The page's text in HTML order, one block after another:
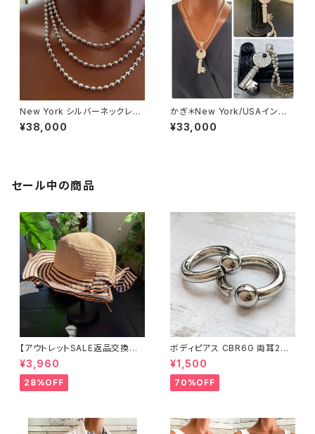
New York シルバーネックレス
40cm ボールチェーン太め 5m
mボール Silver925
¥38,000
かぎ＊New York/USAインポ
ートペンダントトップ｜カギ・KE
Y CZ/キュービックジルコニア&
¥33,000
セール中の商品
【アウトレットSALE返品交換不
可8/20まで】つば広サマーハッ
ト・通気性・軽量 ワイヤー入りハ
ット ボーダー＆BIGリボン・女優
帽 UV/紫外線対策 レディースハ
¥3,960
28%OFF
ボディピアス CBR6G 両耳2個
セット 1ボール ネジ式 簡単脱着
サージカルステンレス NY直輸
入
¥1,500
70%OFF